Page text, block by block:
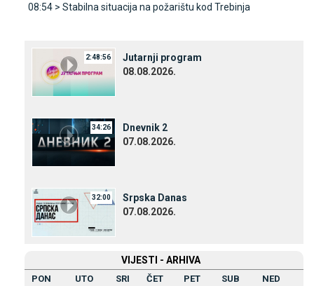
08:54 > Stabilna situacija na požarištu kod Trebinja
2:48:56
Јutarnji program
08.08.2026.
34:26
Dnevnik 2
07.08.2026.
32:00
Srpska Danas
07.08.2026.
VIЈESTI - ARHIVA
PON UTO SRI ČET PET SUB NED